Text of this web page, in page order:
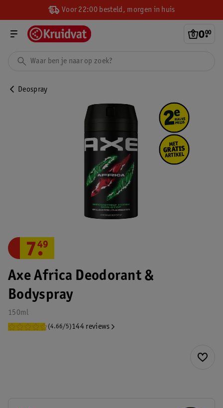
Voor 22:00 besteld, morgen in huis
0.
00
Deospray
Axe Africa Deodorant &
Bodyspray
150ml
(4.66/5)144 reviews
7.
49